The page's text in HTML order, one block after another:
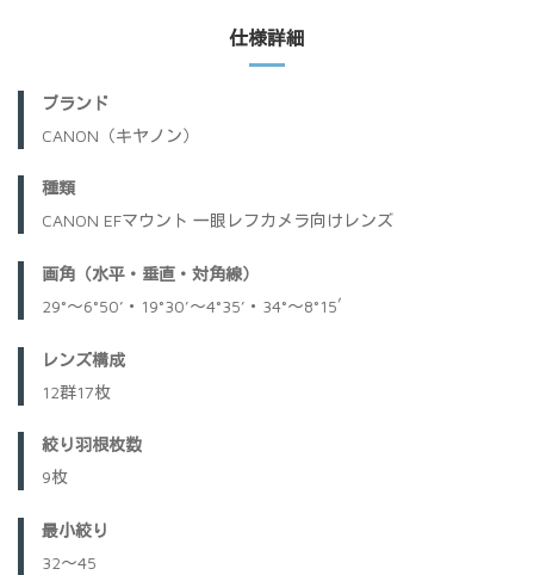
仕様詳細
ブランド
CANON（キヤノン）
種類
CANON EFマウント 一眼レフカメラ向けレンズ
画角（水平・垂直・対角線）
29°～6°50’・19°30’～4°35’・34°～8°15′
レンズ構成
12群17枚
絞り羽根枚数
9枚
最小絞り
32～45